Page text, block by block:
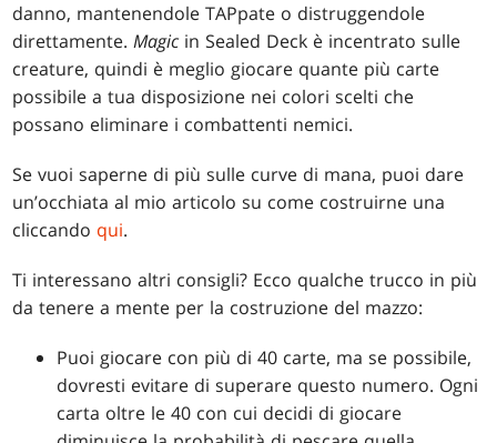
danno, mantenendole TAPpate o distruggendole
direttamente.Magic in Sealed Deck è incentrato sulle
creature, quindi è meglio giocare quante più carte
possibile a tua disposizione nei colori scelti che
possano eliminare i combattenti nemici.
Se vuoi saperne di più sulle curve di mana, puoi dare
un’occhiata al mio articolo su come costruirne una
cliccando qui.
Ti interessano altri consigli? Ecco qualche trucco in più
da tenere a mente per la costruzione del mazzo:
Puoi giocare con più di 40 carte, ma se possibile,
dovresti evitare di superare questo numero. Ogni
carta oltre le 40 con cui decidi di giocare